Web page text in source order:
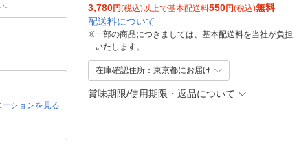
。
ションを見る
3,780円(税込)以上で基本配送料550円(税込)無料
配送料について
※一部の商品につきましては、基本配送料を当社が負担
いたします。
在庫確認住所：東京都にお届け
賞味期限/使用期限・返品について